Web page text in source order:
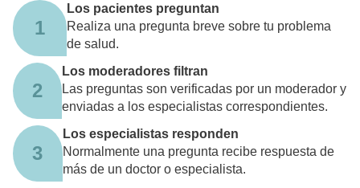
1
Los pacientes preguntan
Realiza una pregunta breve sobre tu problema
de salud.
2
Los moderadores filtran
Las preguntas son verificadas por un moderador y
enviadas a los especialistas correspondientes.
3
Los especialistas responden
Normalmente una pregunta recibe respuesta de
más de un doctor o especialista.